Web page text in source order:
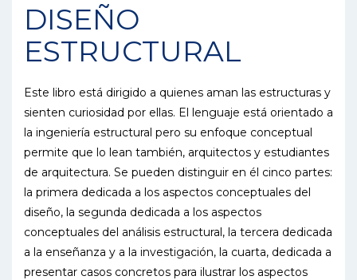
DISEÑO
ESTRUCTURAL
Este libro está dirigido a quienes aman las estructuras y
sienten curiosidad por ellas. El lenguaje está orientado a
la ingeniería estructural pero su enfoque conceptual
permite que lo lean también, arquitectos y estudiantes
de arquitectura. Se pueden distinguir en él cinco partes:
la primera dedicada a los aspectos conceptuales del
diseño, la segunda dedicada a los aspectos
conceptuales del análisis estructural, la tercera dedicada
a la enseñanza y a la investigación, la cuarta, dedicada a
presentar casos concretos para ilustrar los aspectos